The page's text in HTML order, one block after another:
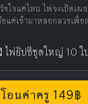
งใจแค่ไหน ไพ่จะเปิดเ
แค่เข้ามาหลอกลวงเพื่อ
ไพ่ยิปซีชุดใหญ่ 10 ใ
โอนค่าครู 149฿